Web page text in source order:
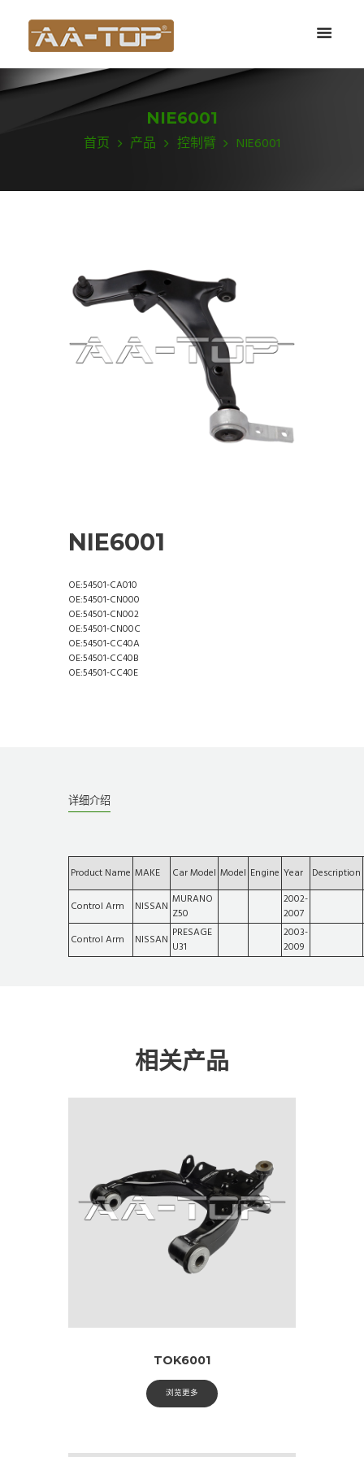
NIE6001
首页 产品 控制臂 NIE6001
NIE6001
OE:54501-CA010
OE:54501-CN000
OE:54501-CN002
OE:54501-CN00C
OE:54501-CC40A
OE:54501-CC40B
OE:54501-CC40E
详细介绍
Product Name MAKE Car Model Model Engine Year Description
Control Arm NISSAN MURANO
Z50
2002-
2007
Control Arm
NISSAN PRESAGE
U31
2003-
2009
相关产品
TOK6001
浏览更多